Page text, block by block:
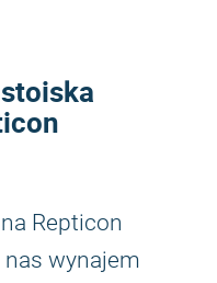
Repticon
nas wynajem